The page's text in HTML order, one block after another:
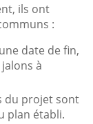
ils ont
:
date de fin,
à
du projet sont
plan établi.